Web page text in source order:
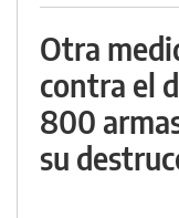
Otra
contra el
800
su